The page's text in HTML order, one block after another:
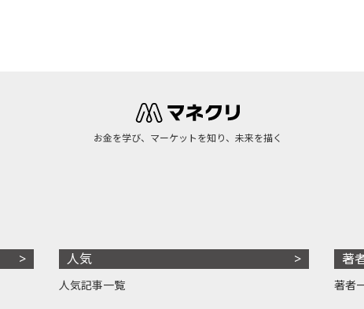
お金を学び、マーケットを知り、未来を描く
人気
人気記事一覧
著
著者